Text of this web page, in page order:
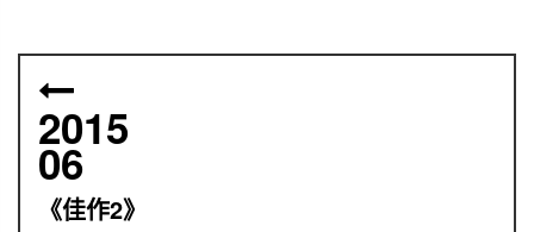
2015
06
《佳作2》